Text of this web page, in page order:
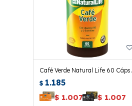
Café Verde Natural Life 60 Cáps.
$ 1.185
$ 1.007 $ 1.007